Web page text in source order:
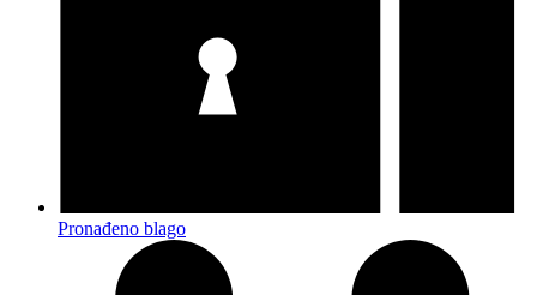
Pronađeno blago